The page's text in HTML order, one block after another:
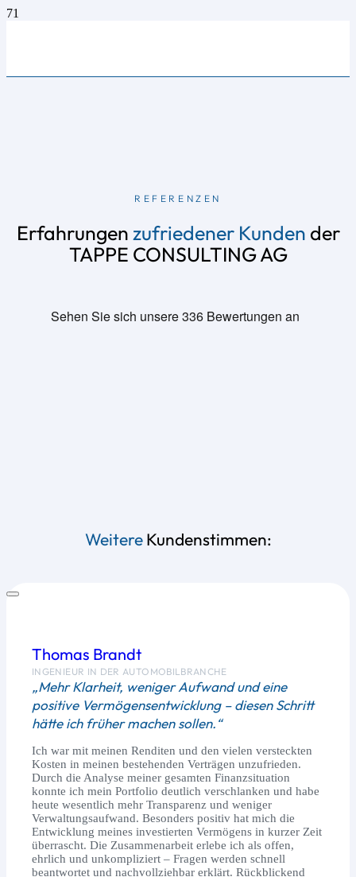
REFERENZEN
Erfahrungenzufriedener Kunden der
TAPPE CONSULTING AG
WeitereKundenstimmen:
Thomas Brandt
INGENIEUR IN DER AUTOMOBILBRANCHE
„Mehr Klarheit, weniger Aufwand und eine
positive Vermögensentwicklung – diesen Schritt
hätte ich früher machen sollen.“
Ich war mit meinen Renditen und den vielen versteckten
Kosten in meinen bestehenden Verträgen unzufrieden.
Durch die Analyse meiner gesamten Finanzsituation
konnte ich mein Portfolio deutlich verschlanken und habe
heute wesentlich mehr Transparenz und weniger
Verwaltungsaufwand. Besonders positiv hat mich die
Entwicklung meines investierten Vermögens in kurzer Zeit
überrascht. Die Zusammenarbeit erlebe ich als offen,
ehrlich und unkompliziert – Fragen werden schnell
beantwortet und nachvollziehbar erklärt. Rückblickend